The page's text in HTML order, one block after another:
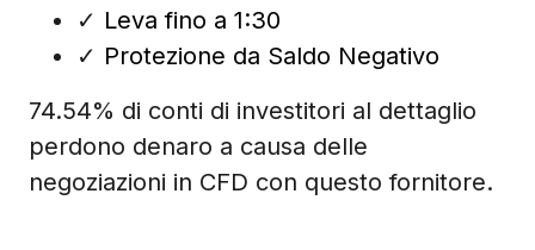
✓ Leva fino a 1:30
✓ Protezione da Saldo Negativo
74.54% di conti di investitori al dettaglio
perdono denaro a causa delle
negoziazioni in CFD con questo fornitore.